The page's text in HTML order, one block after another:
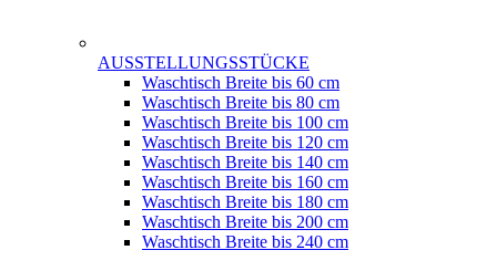
AUSSTELLUNGSSTÜCKE
Waschtisch Breite bis 60 cm
Waschtisch Breite bis 80 cm
Waschtisch Breite bis 100 cm
Waschtisch Breite bis 120 cm
Waschtisch Breite bis 140 cm
Waschtisch Breite bis 160 cm
Waschtisch Breite bis 180 cm
Waschtisch Breite bis 200 cm
Waschtisch Breite bis 240 cm